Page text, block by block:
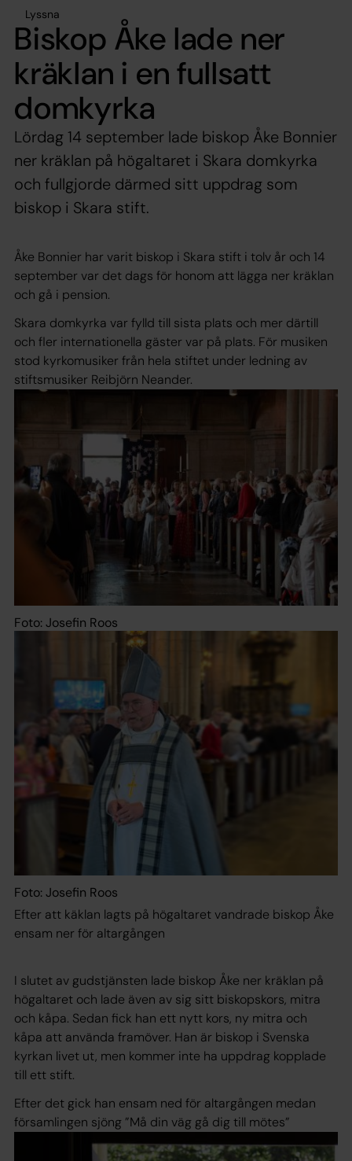
Lyssna
Biskop Åke lade ner
kräklan i en fullsatt
domkyrka
Lördag 14 september lade biskop Åke Bonnier
ner kräklan på högaltaret i Skara domkyrka
och fullgjorde därmed sitt uppdrag som
biskop i Skara stift.
Åke Bonnier har varit biskop i Skara stift i tolv år och 14
september var det dags för honom att lägga ner kräklan
och gå i pension.
Skara domkyrka var fylld till sista plats och mer därtill
och fler internationella gäster var på plats. För musiken
stod kyrkomusiker från hela stiftet under ledning av
stiftsmusiker Reibjörn Neander.
Foto: Josefin Roos
Foto: Josefin Roos
Efter att käklan lagts på högaltaret vandrade biskop Åke
ensam ner för altargången
I slutet av gudstjänsten lade biskop Åke ner kräklan på
högaltaret och lade även av sig sitt biskopskors, mitra
och kåpa. Sedan fick han ett nytt kors, ny mitra och
kåpa att använda framöver. Han är biskop i Svenska
kyrkan livet ut, men kommer inte ha uppdrag kopplade
till ett stift.
Efter det gick han ensam ned för altargången medan
församlingen sjöng ”Må din väg gå dig till mötes”